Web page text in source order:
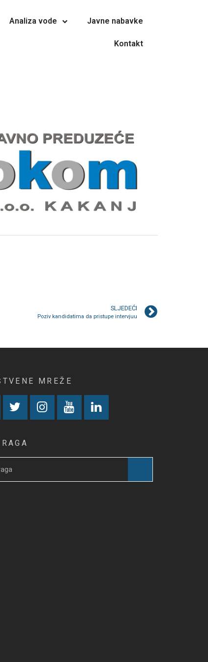
Analiza vode Javne nabavke
Kontakt
SLJEDEĆI
Poziv kandidatima da pristupe intervjuu
MREŽE